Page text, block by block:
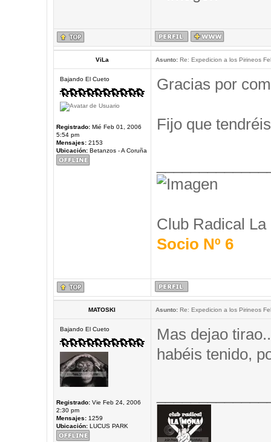
ViLa Asunto:Re: Expedicion a los Pirineos
Bajando El Cueto
Registrado:Mié Feb 01, 2006
5:54 pm
Mensajes:2153
Ubicación:Betanzos - A Coruña
Gracias por
Fijo que
Club Radical La
Socio Nº 6
MATOSKI Asunto:Re: Expedicion a los Pirineos
Bajando El Cueto
Registrado:Vie Feb 24, 2006
2:30 pm
Mensajes:1259
Ubicación:LUCUS PARK
Mas dejao
habéis tenido,